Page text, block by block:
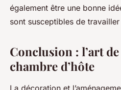
également être une bonne
sont susceptibles de
Conclusion : l’art
chambre d’hôte